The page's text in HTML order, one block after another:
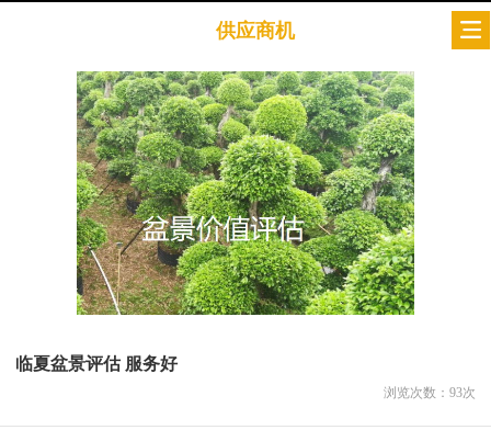
供应商机
临夏盆景评估 服务好
浏览次数： 93次